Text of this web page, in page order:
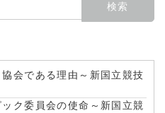
会である理由～新国立競技
ク委員会の使命～新国立競